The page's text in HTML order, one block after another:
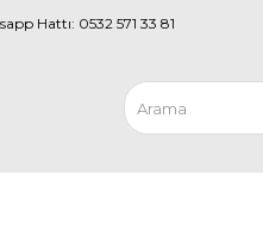
Hattı: 0532 571 33 81